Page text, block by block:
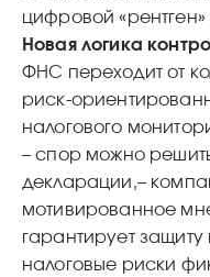
цифровой
Новая логика
ФНС переходит от
налогового
– спор можно
декларации,–
мотивированное
гарантирует
налоговые риски